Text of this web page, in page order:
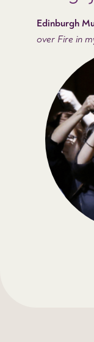
Edinburgh
over Fire in